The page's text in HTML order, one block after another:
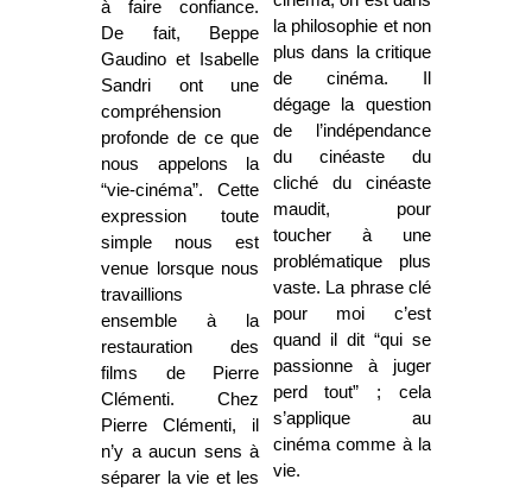
à faire confiance.
De fait, Beppe
Gaudino et Isabelle
Sandri ont une
compréhension
profonde de ce que
nous appelons la
“vie-cinéma”. Cette
expression toute
simple nous est
venue lorsque nous
travaillions
ensemble à la
restauration des
films de Pierre
Clémenti. Chez
Pierre Clémenti, il
n’y a aucun sens à
séparer la vie et les
la philosophie et non
plus dans la critique
de cinéma. Il
dégage la question
de l’indépendance
du cinéaste du
cliché du cinéaste
maudit, pour
toucher à une
problématique plus
vaste. La phrase clé
pour moi c’est
quand il dit “qui se
passionne à juger
perd tout” ; cela
s’applique au
cinéma comme à la
vie.